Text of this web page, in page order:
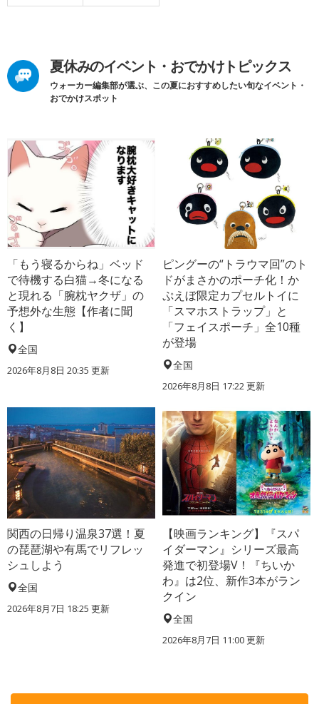
夏休みのイベント・おでかけトピックス
ウォーカー編集部が選ぶ、この夏におすすめしたい旬なイベント・
おでかけスポット
「もう寝るからね」ベッド
で待機する白猫→冬になる
と現れる「腕枕ヤクザ」の
予想外な生態【作者に聞
く】
全国
2026年8月8日 20:35 更新
ピングーの“トラウマ回”のト
ドがまさかのポーチ化！か
ぷえぼ限定カプセルトイに
「スマホストラップ」と
「フェイスポーチ」全10種
が登場
全国
2026年8月8日 17:22更新
関西の日帰り温泉37選！夏
の琵琶湖や有馬でリフレッ
シュしよう
全国
2026年8月7日 18:25 更新
【映画ランキング】『スパ
イダーマン』シリーズ最高
発進で初登場V！『ちいか
わ』は2位、新作3本がラン
クイン
全国
2026年8月7日 11:00更新